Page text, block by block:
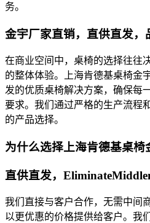
务。
金宇厂家直销，直供直发，
在商业空间中，桌椅的选择往往
的整体体验。上海肯德基桌椅金
发的优质桌椅解决方案，确保每
要求。我们通过严格的生产流程
的产品选择。
为什么选择上海肯德基桌椅
直供直发，
我们直接与客户合作，无需中间
以更优惠的价格提供给客户。我